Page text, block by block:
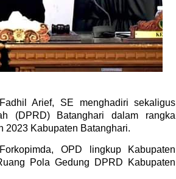
Arief, SE menghadiri sekaligus
(DPRD) Batanghari dalam rangka
2023 Kabupaten Batanghari.
OPD lingkup Kabupaten
Pola Gedung DPRD Kabupaten